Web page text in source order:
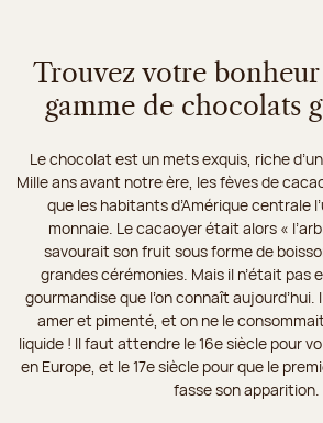
Trouvez votre
gamme de chocolats
Le chocolat est un mets exquis, riche
Mille ans avant notre ère, les fèves de
que les habitants d’Amérique centrale
monnaie. Le cacaoyer était alors «
savourait son fruit sous forme de
grandes cérémonies. Mais il n’était pas
gourmandise que l’on connaît
amer et pimenté, et on ne le
liquide ! Il faut attendre le 16e siècle pour
en Europe, et le 17e siècle pour que le
fasse son apparition.